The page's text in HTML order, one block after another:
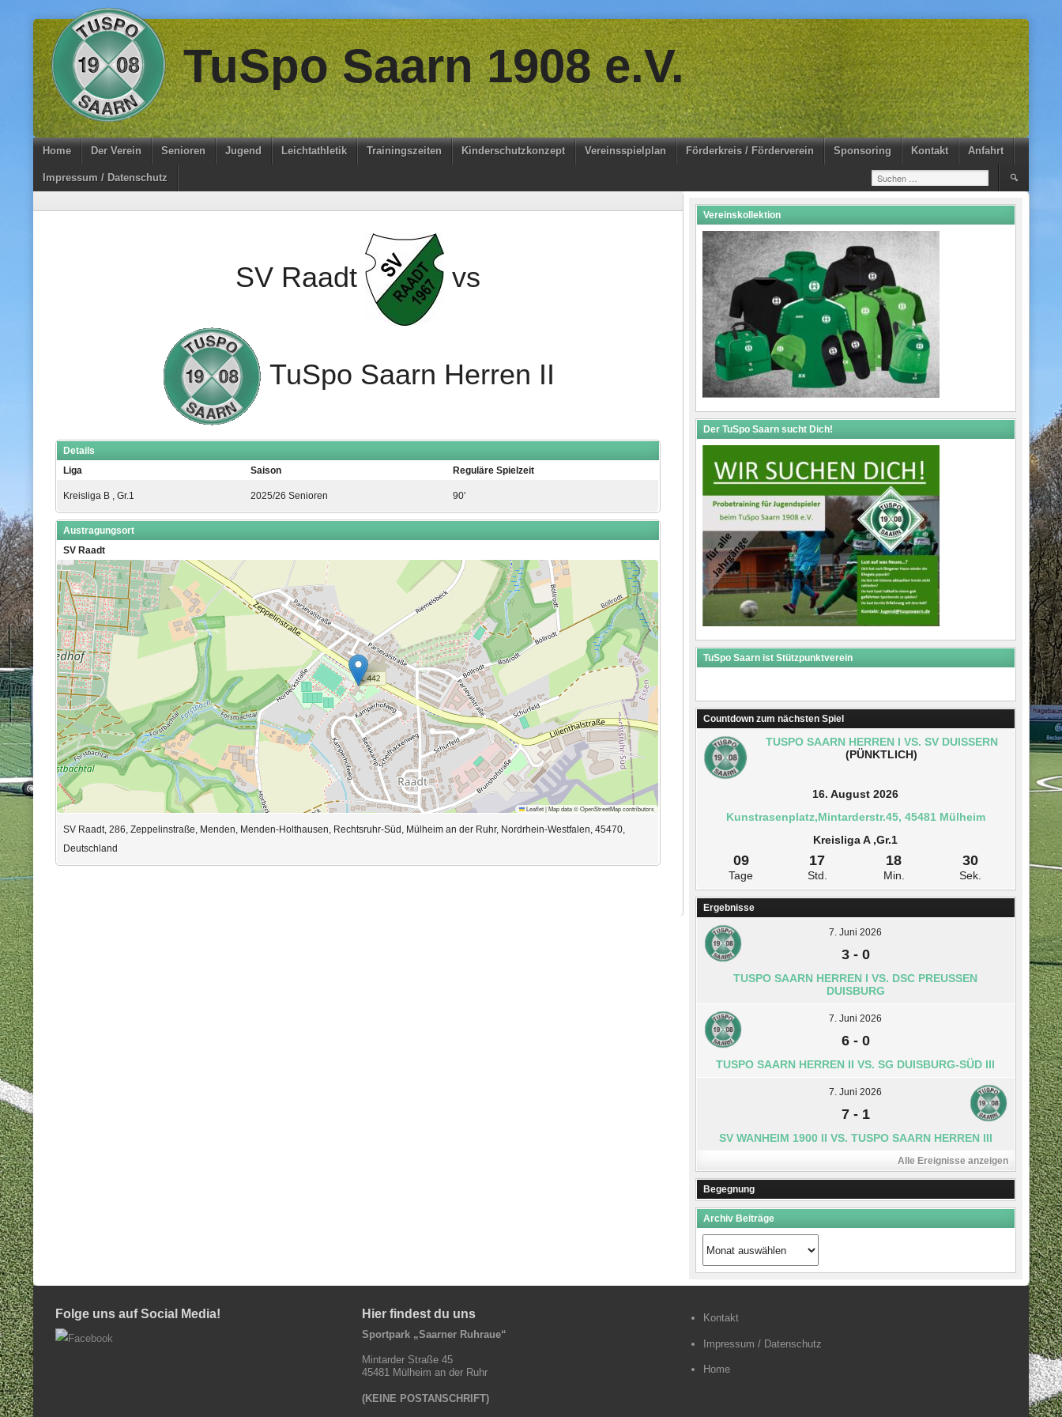
Skip
to
content
TuSpo Saarn 1908 e.V.
Home Der Verein Senioren Jugend Leichtathletik Trainingszeiten Kinderschutzkonzept Vereinsspielplan Förderkreis / Förderverein Sponsoring Kontakt Anfahrt
Impressum / Datenschutz
Suchen
SV Raadt vs
TuSpo Saarn Herren II
Details
Liga
Saison Reguläre Spielzeit
Kreisliga B , Gr.1 2025/26 Senioren 90'
Austragungsort
SV Raadt
Leaflet|Map data ©OpenStreetMapcontributors
SV Raadt, 286, Zeppelinstraße, Menden, Menden-Holthausen, Rechtsruhr-Süd, Mülheim an der Ruhr, Nordrhein-Westfalen, 45470,
Deutschland
Vereinskollektion
Der TuSpo Saarn sucht Dich!
TuSpo Saarn ist Stützpunktverein
Countdown zum nächsten Spiel
TUSPO SAARN HERREN I VS. SV DUISSERN
(PÜNKTLICH)
16. August 2026
Kunstrasenplatz,Mintarderstr.45, 45481 Mülheim
Kreisliga A ,Gr.1
09
Tage
17
Std.
18
Min.
29
Sek.
Ergebnisse
7. Juni 2026
3- 0
TUSPO SAARN HERREN I VS. DSC PREUSSEN D
UISBURG
7. Juni 2026
6- 0
TUSPO SAARN HERREN II VS. SG DUISBURG-SÜD III
7. Juni 2026
7- 1
SV WANHEIM 1900 II VS. TUSPO SAARN HERREN III
Alle Ereignisse anzeigen
Begegnung
Archiv Beiträge
Archiv
Beiträge
Folge uns auf Social Media! Hier findest du uns
Sportpark „Saarner Ruhraue“
Mintarder Straße 45
45481 Mülheim an der Ruhr
(KEINE POSTANSCHRIFT)
Kontakt
Impressum / Datenschutz
Home